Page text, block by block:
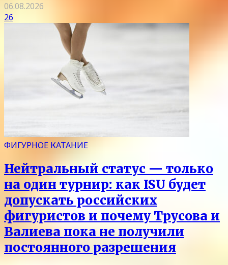
06.08.2026
26
ФИГУРНОЕ КАТАНИЕ
Нейтральный статус — только
на один турнир: как ISU будет
допускать российских
фигуристов и почему Трусова и
Валиева пока не получили
постоянного разрешения